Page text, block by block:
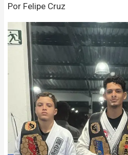
Por Felipe Cruz